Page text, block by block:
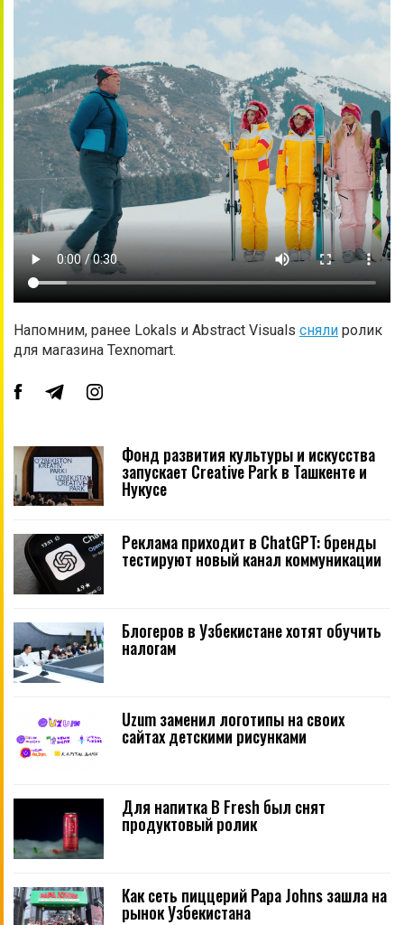
Напомним, ранее Lokals и Abstract Visuals сняли ролик
для магазина Texnomart.
Фонд развития культуры и искусства
запускает Creative Park в Ташкенте и
Нукусе
Реклама приходит в ChatGPT: бренды
тестируют новый канал коммуникации
Блогеров в Узбекистане хотят обучить
налогам
Uzum заменил логотипы на своих
сайтах детскими рисунками
Для напитка B Fresh был снят
продуктовый ролик
Как сеть пиццерий Papa Johns зашла на
рынок Узбекистана